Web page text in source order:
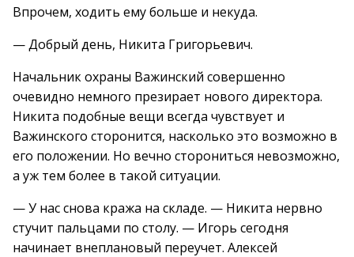
Впрочем, ходить ему больше и некуда.
— Добрый день, Никита Григорьевич.
Начальник охраны Важинский совершенно
очевидно немного презирает нового директора.
Никита подобные вещи всегда чувствует и
Важинского сторонится, насколько это возможно в
его положении. Но вечно сторониться невозможно,
а уж тем более в такой ситуации.
— У нас снова кража на складе. — Никита нервно
стучит пальцами по столу. — Игорь сегодня
начинает внеплановый переучет. Алексей